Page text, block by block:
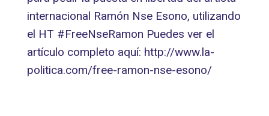
internacional Ramón Nse Esono, utilizando
el HT #FreeNseRamon Puedes ver el
artículo completo aquí: http://www.la-
politica.com/free-ramon-nse-esono/